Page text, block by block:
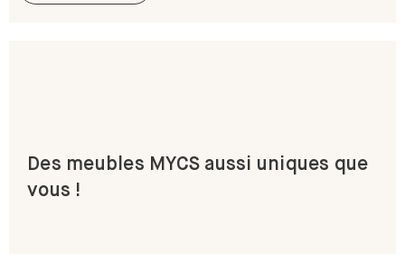
Des meubles MYCS aussi uniques que
vous !